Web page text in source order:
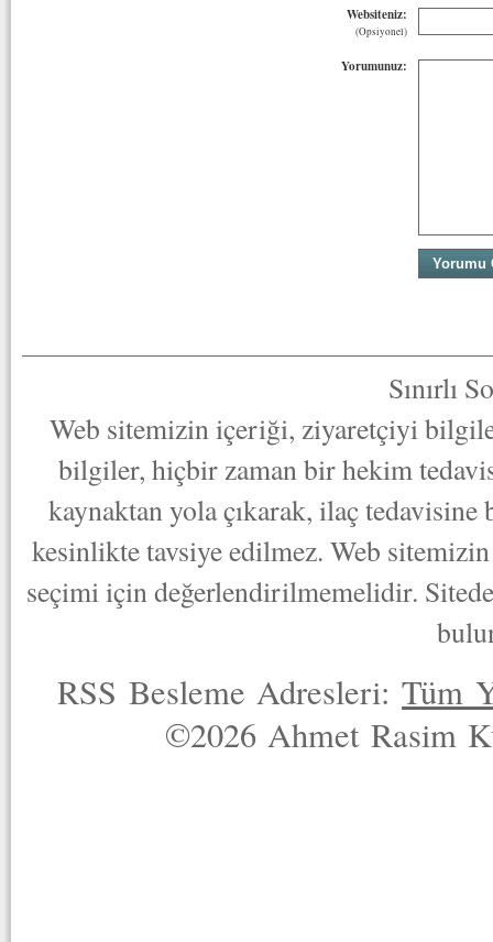
Websiteniz:
(Opsiyonel)
Yorumunuz:
Sınırlı
Web sitemizin içeriği, ziyaretçiyi
bilgiler, hiçbir zaman bir hekim
kaynaktan yola çıkarak, ilaç
kesinlikte tavsiye edilmez. Web
seçimi için değerlendirilmemelidir.
RSS Besleme Adresleri:Tüm
©2026 Ahmet Rasim